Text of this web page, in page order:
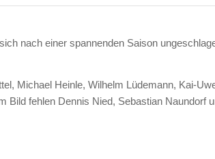
nach einer spannenden Saison
Michael Heinle, Wilhelm Lüdemann, Kai-
Bild fehlen Dennis Nied, Sebastian Naundorf